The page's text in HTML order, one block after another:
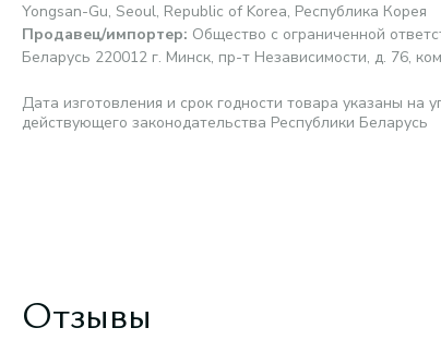
Yongsan-Gu, Seoul, Republic of Korea, Республика Корея
Продавец/импортер: Общество с ограниченной
Беларусь 220012 г. Минск, пр-т Независимости, д. 76,
Дата изготовления и срок годности товара указаны на
действующего законодательства Республики Беларусь
Отзывы